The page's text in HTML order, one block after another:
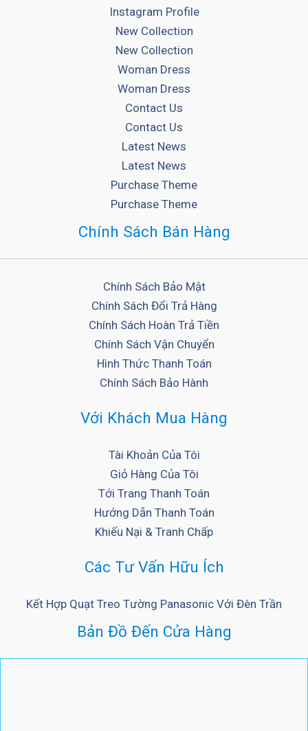
Instagram Profile
New Collection
New Collection
Woman Dress
Woman Dress
Contact Us
Contact Us
Latest News
Latest News
Purchase Theme
Purchase Theme
Chính Sách Bán Hàng
Chính Sách Bảo Mật
Chính Sách Đổi Trả Hàng
Chính Sách Hoàn Trả Tiền
Chính Sách Vận Chuyển
Hình Thức Thanh Toán
Chính Sách Bảo Hành
Với Khách Mua Hàng
Tài Khoản Của Tôi
Giỏ Hàng Của Tôi
Tới Trang Thanh Toán
Hướng Dẫn Thanh Toán
Khiếu Nại & Tranh Chấp
Các Tư Vấn Hữu Ích
Kết Hợp Quạt Treo Tường Panasonic Với Đèn Trần
Bản Đồ Đến Cửa Hàng